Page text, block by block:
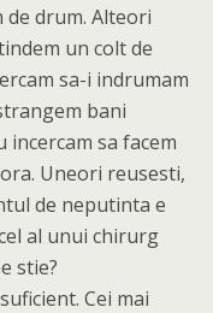
de drum. Alteori
un colt de
sa-i indrumam
bani
sa facem
Uneori reusesti,
de neputinta e
al unui chirurg
stie?
Cei mai